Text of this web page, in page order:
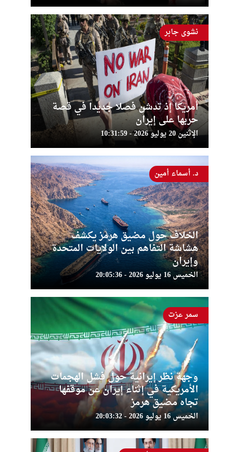
أمريكا إذ تدشن فصلا جديدا في قصة
حربها على إيران
الإثنين 20 يوليو 2026 - 10:31:59
نشوى جابر
الخلاف حول مضيق هرمز يكشف
هشاشة التفاهم بين الولايات المتحدة
وإيران
الخميس 16 يوليو 2026 - 20:05:36
د. أسماء أمين
وجهة نظر إيرانية حول فشل الهجمات
الأمريكية في إثناء إيران عن موقفها
تجاه مضيق هرمز
الخميس 16 يوليو 2026 - 20:03:32
سمر عزت